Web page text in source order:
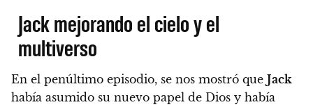
Jack mejorando el cielo y el
multiverso
En el penúltimo episodio, se nos mostró que Jack
había asumido su nuevo papel de Dios y había